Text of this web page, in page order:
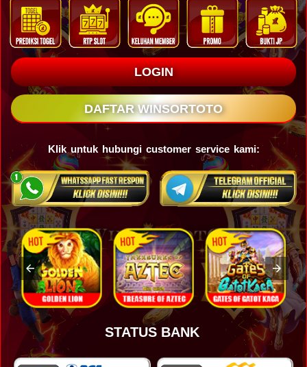
LOGIN
DAFTAR WINSORTOTO
Klik untuk hubungi customer service kami:
STATUS BANK